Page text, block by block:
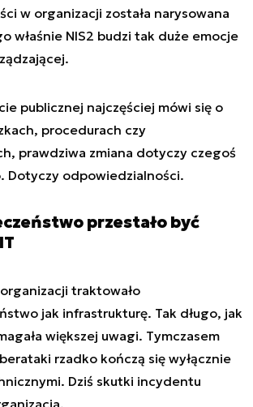
w organizacji została narysowana
właśnie NIS2 budzi tak duże emocje
publicznej najczęściej mówi się o
procedurach czy
prawdziwa zmiana dotyczy czegoś
Dotyczy odpowiedzialności.
przestało być
traktowało
jak infrastrukturę. Tak długo, jak
większej uwagi. Tymczasem
rzadko kończą się wyłącznie
Dziś skutki incydentu